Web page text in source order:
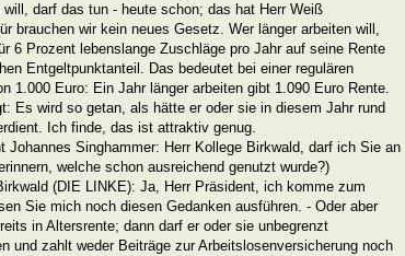
will, darf das tun - heute schon; das hat Herr Weiß
brauchen wir kein neues Gesetz. Wer länger arbeiten will,
6 Prozent lebenslange Zuschläge pro Jahr auf seine Rente
Entgeltpunktanteil. Das bedeutet bei einer regulären
1.000 Euro: Ein Jahr länger arbeiten gibt 1.090 Euro Rente.
Es wird so getan, als hätte er oder sie in diesem Jahr rund
Ich finde, das ist attraktiv genug.
Johannes Singhammer: Herr Kollege Birkwald, darf ich Sie an
welche schon ausreichend genutzt wurde?)
(DIE LINKE): Ja, Herr Präsident, ich komme zum
Sie mich noch diesen Gedanken ausführen. - Oder aber
in Altersrente; dann darf er oder sie unbegrenzt
und zahlt weder Beiträge zur Arbeitslosenversicherung noch